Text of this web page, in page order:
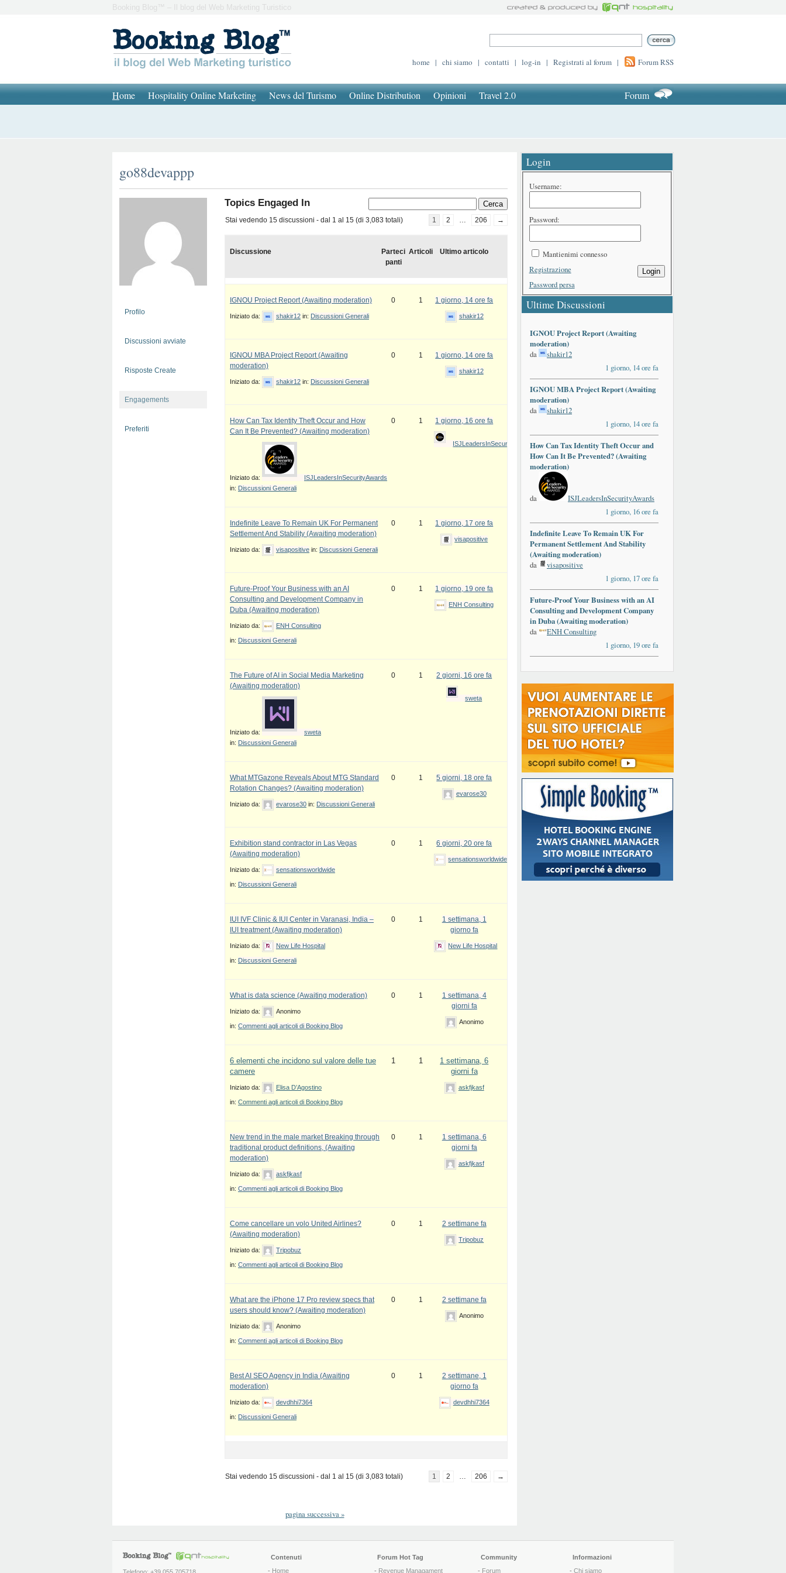
Booking Blog™ – Il blog del Web Marketing Turistico
home | chi siamo | contatti | log-in | Registrati al forum | Forum RSS
Home Hospitality Online Marketing News del Turismo Online Distribution Opinioni Travel 2.0 Forum
go88devappp
Profilo
Discussioni avviate
Risposte Create
Engagements
Preferiti
Topics Engaged In
Stai vedendo 15 discussioni - dal 1 al 15 (di 3,083 totali) 1 2 … 206 →
Discussione
Parteci
panti
Articoli Ultimo articolo
IGNOU Project Report (Awaiting moderation)
Iniziato da: shakir12 in: Discussioni Generali
0 1 1 giorno, 14 ore fa
shakir12
IGNOU MBA Project Report (Awaiting
moderation)
Iniziato da: shakir12 in: Discussioni Generali
0 1 1 giorno, 14 ore fa
shakir12
How Can Tax Identity Theft Occur and How
Can It Be Prevented? (Awaiting moderation)
Iniziato da:
ISJLeadersInSecurityAwards
in: Discussioni Generali
0 1 1 giorno, 16 ore fa
ISJLeadersInSecurityAwards
Indefinite Leave To Remain UK For Permanent
Settlement And Stability (Awaiting moderation)
Iniziato da: visapositive in: Discussioni Generali
0 1 1 giorno, 17 ore fa
visapositive
Future-Proof Your Business with an AI
Consulting and Development Company in
Duba (Awaiting moderation)
Iniziato da: ENH Consulting
in: Discussioni Generali
0 1 1 giorno, 19 ore fa
ENH Consulting
The Future of AI in Social Media Marketing
(Awaiting moderation)
Iniziato da:
sweta
in: Discussioni Generali
0 1 2 giorni, 16 ore fa
sweta
What MTGazone Reveals About MTG Standard
Rotation Changes? (Awaiting moderation)
Iniziato da: evarose30 in: Discussioni Generali
0 1 5 giorni, 18 ore fa
evarose30
Exhibition stand contractor in Las Vegas
(Awaiting moderation)
Iniziato da: sensationsworldwide
in: Discussioni Generali
0 1 6 giorni, 20 ore fa
sensationsworldwide
IUI IVF Clinic & IUI Center in Varanasi, India –
IUI treatment (Awaiting moderation)
Iniziato da: New Life Hospital
in: Discussioni Generali
0 1
1 settimana, 1
giorno fa
New Life Hospital
What is data science (Awaiting moderation)
Iniziato da: Anonimo
in: Commenti agli articoli di Booking Blog
0 1
1 settimana, 4
giorni fa
Anonimo
6 elementi che incidono sul valore delle tue
camere
Iniziato da: Elisa D’Agostino
in: Commenti agli articoli di Booking Blog
1 1
1 settimana, 6
giorni fa
askfjkasf
New trend in the male market Breaking through
traditional product definitions, (Awaiting
moderation)
Iniziato da: askfjkasf
in: Commenti agli articoli di Booking Blog
0 1
1 settimana, 6
giorni fa
askfjkasf
Come cancellare un volo United Airlines?
(Awaiting moderation)
Iniziato da: Tripobuz
in: Commenti agli articoli di Booking Blog
0 1 2 settimane fa
Tripobuz
What are the iPhone 17 Pro review specs that
users should know? (Awaiting moderation)
Iniziato da: Anonimo
in: Commenti agli articoli di Booking Blog
0 1 2 settimane fa
Anonimo
Best AI SEO Agency in India (Awaiting
moderation)
Iniziato da: devdhhi7364
in: Discussioni Generali
0 1
2 settimane, 1
giorno fa
devdhhi7364
Stai vedendo 15 discussioni - dal 1 al 15 (di 3,083 totali) 1 2 … 206 →
pagina successiva»
Login
Username:
Password:
Mantienimi connesso
Login
Registrazione
Password persa
Ultime Discussioni
IGNOU Project Report (Awaiting
moderation)
da
shakir12
1 giorno, 14 ore fa
IGNOU MBA Project Report (Awaiting
moderation)
da
shakir12
1 giorno, 14 ore fa
How Can Tax Identity Theft Occur and
How Can It Be Prevented? (Awaiting
moderation)
da
ISJLeadersInSecurityAwards
1 giorno, 16 ore fa
Indefinite Leave To Remain UK For
Permanent Settlement And Stability
(Awaiting moderation)
da
visapositive
1 giorno, 17 ore fa
Future-Proof Your Business with an AI
Consulting and Development Company
in Duba (Awaiting moderation)
da
ENH Consulting
1 giorno, 19 ore fa
Contenuti
- Home
Forum Hot Tag
- Revenue Managament
Community
- Forum
Informazioni
- Chi siamo